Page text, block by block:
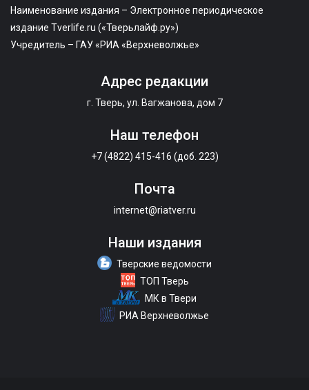
Наименование издания – Электронное периодическое
издание Tverlife.ru («Тверьлайф.ру»)
Учредитель – ГАУ «РИА «Верхневолжье»
Адрес редакции
г. Тверь, ул. Вагжанова, дом 7
Наш телефон
+7 (4822) 415-416 (доб. 223)
Почта
internet@riatver.ru
Наши издания
Тверские ведомости
ТОП Тверь
МК в Твери
РИА Верхневолжье